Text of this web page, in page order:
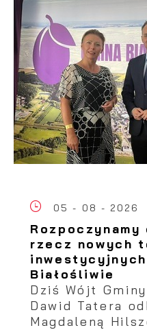
05 - 08 - 2026
Rozpoczynamy
rzecz nowych
inwestycyjnych
Białośliwie
Dziś Wójt
Dawid Tatera
Magdaleną